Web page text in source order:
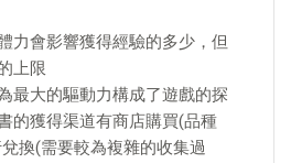
力會影響獲得經驗的多少，但
上限
最大的驅動力構成了遊戲的探
的獲得渠道有商店購買(品種
換(需要較為複雜的收集過